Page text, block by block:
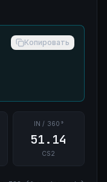
Копировать
IN / 360°
51.14
CS2